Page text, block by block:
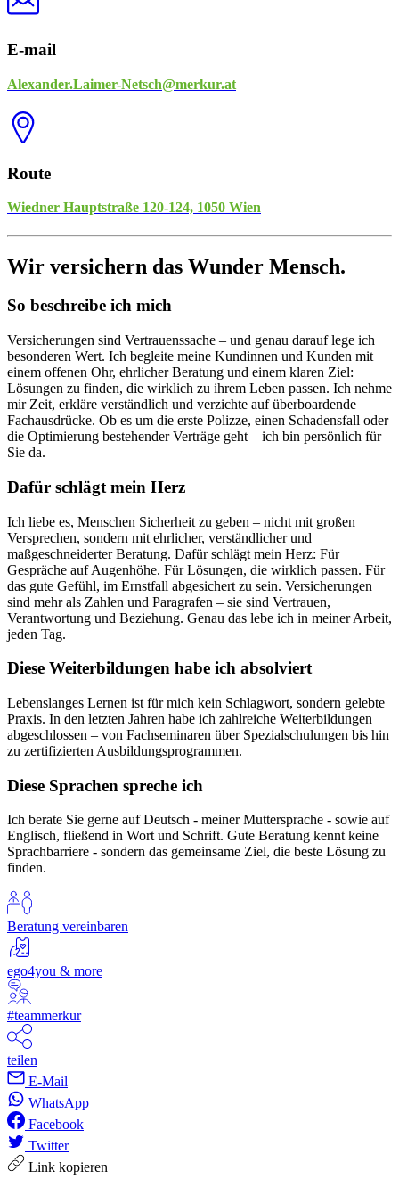
E-mail
Alexander.Laimer-Netsch@merkur.at
Route
Wiedner Hauptstraße 120-124, 1050 Wien
Wir versichern das Wunder Mensch.
So beschreibe ich mich
Versicherungen sind Vertrauenssache – und genau darauf lege ich
besonderen Wert. Ich begleite meine Kundinnen und Kunden mit
einem offenen Ohr, ehrlicher Beratung und einem klaren Ziel:
Lösungen zu finden, die wirklich zu ihrem Leben passen. Ich nehme
mir Zeit, erkläre verständlich und verzichte auf überboardende
Fachausdrücke. Ob es um die erste Polizze, einen Schadensfall oder
die Optimierung bestehender Verträge geht – ich bin persönlich für
Sie da.
Dafür schlägt mein Herz
Ich liebe es, Menschen Sicherheit zu geben – nicht mit großen
Versprechen, sondern mit ehrlicher, verständlicher und
maßgeschneiderter Beratung. Dafür schlägt mein Herz: Für
Gespräche auf Augenhöhe. Für Lösungen, die wirklich passen. Für
das gute Gefühl, im Ernstfall abgesichert zu sein. Versicherungen
sind mehr als Zahlen und Paragrafen – sie sind Vertrauen,
Verantwortung und Beziehung. Genau das lebe ich in meiner Arbeit,
jeden Tag.
Diese Weiterbildungen habe ich absolviert
Lebenslanges Lernen ist für mich kein Schlagwort, sondern gelebte
Praxis. In den letzten Jahren habe ich zahlreiche Weiterbildungen
abgeschlossen – von Fachseminaren über Spezialschulungen bis hin
zu zertifizierten Ausbildungsprogrammen.
Diese Sprachen spreche ich
Ich berate Sie gerne auf Deutsch - meiner Muttersprache - sowie auf
Englisch, fließend in Wort und Schrift. Gute Beratung kennt keine
Sprachbarriere - sondern das gemeinsame Ziel, die beste Lösung zu
finden.
Beratung vereinbaren
ego4you & more
#teammerkur
teilen
E-Mail
WhatsApp
Facebook
Twitter
Link kopieren